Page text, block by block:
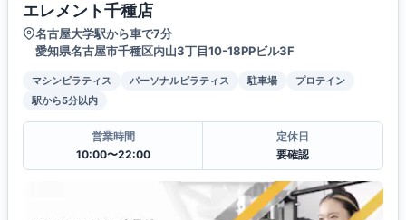
エレメント千種店
名古屋大学駅から車で7分
愛知県名古屋市千種区内山3丁目10-18PPビル3F
マシンピラティス パーソナルピラティス 駐車場
プロテイン
駅から5分以内
営業時間
10:00〜22:00
定休日
要確認